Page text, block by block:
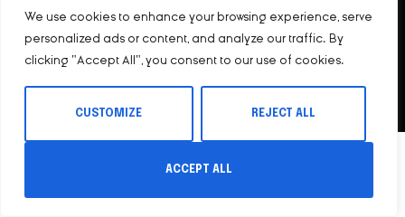
We use cookies to enhance your browsing experience, serve
personalized ads or content, and analyze our traffic. By
clicking "Accept All", you consent to our use of cookies.
CUSTOMIZE REJECT ALL
ACCEPT ALL
Política de privacidad